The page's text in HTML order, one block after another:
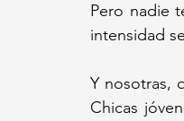
Pero nadie
intensidad
Y nosotras,
Chicas